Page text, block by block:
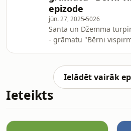
mums visiem ir bijusi
pašmāju realitātes
uz to, kā viņam pašam
izdodas prakti
epizode
jūn. 27, 2025 5026
Santa un Džemma
- grāmatu "Bērni
pētījumi, uz kuriem
grāmata? Un vai tur
ieteikumi, kā tomēr
Meklējot atbildes uz šiem
daudz .... par
Ielādēt vairāk
Ieteikts